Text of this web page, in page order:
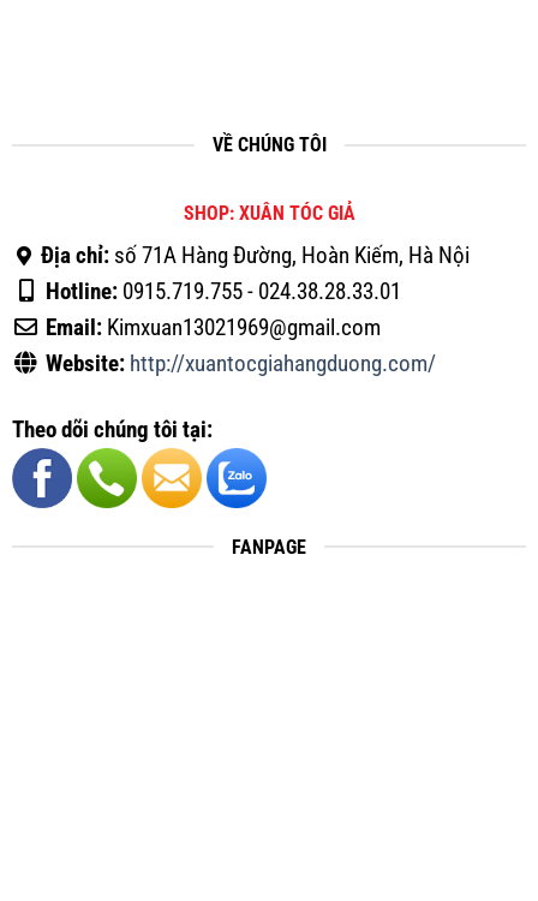
VỀ CHÚNG TÔI
SHOP: XUÂN TÓC GIẢ
Địa chỉ:số 71A Hàng Đường, Hoàn Kiếm, Hà Nội
Hotline:0915.719.755 - 024.38.28.33.01
Email:Kimxuan13021969@gmail.com
Website: http://xuantocgiahangduong.com/
Theo dõi chúng tôi tại:
FANPAGE